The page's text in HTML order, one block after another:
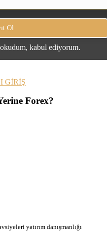
kabul ediyorum.
GİRİŞ
Forex?
yatırım danışmanlığı